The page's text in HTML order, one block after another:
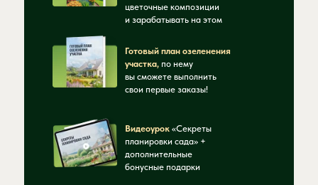
цветочные композиции
и зарабатывать на этом
Готовый план озеленения
участка, по нему
вы сможете выполнить
свои первые заказы!
Видеоурок «Секреты
планировки сада» +
дополнительные
бонусные подарки